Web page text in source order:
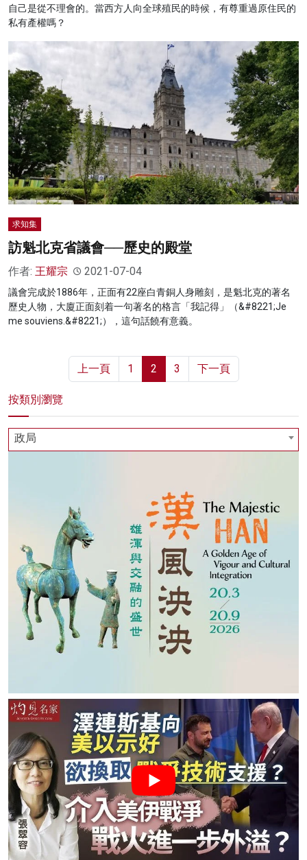
自己是從不理會的。當西方人向全球殖民的時候，有尊重過原住民的
私有產權嗎？
求知集
訪魁北克省議會──歷史的殿堂
作者: 王耀宗 2021-07-04
議會完成於1886年，正面有22座白青銅人身雕刻，是魁北克的著名
歷史人物，大廈正面刻着一句著名的格言「我記得」（&#8221;Je
me souviens.&#8221;），這句話饒有意義。
上一頁 1 2 3 下一頁
按類別瀏覽
政局